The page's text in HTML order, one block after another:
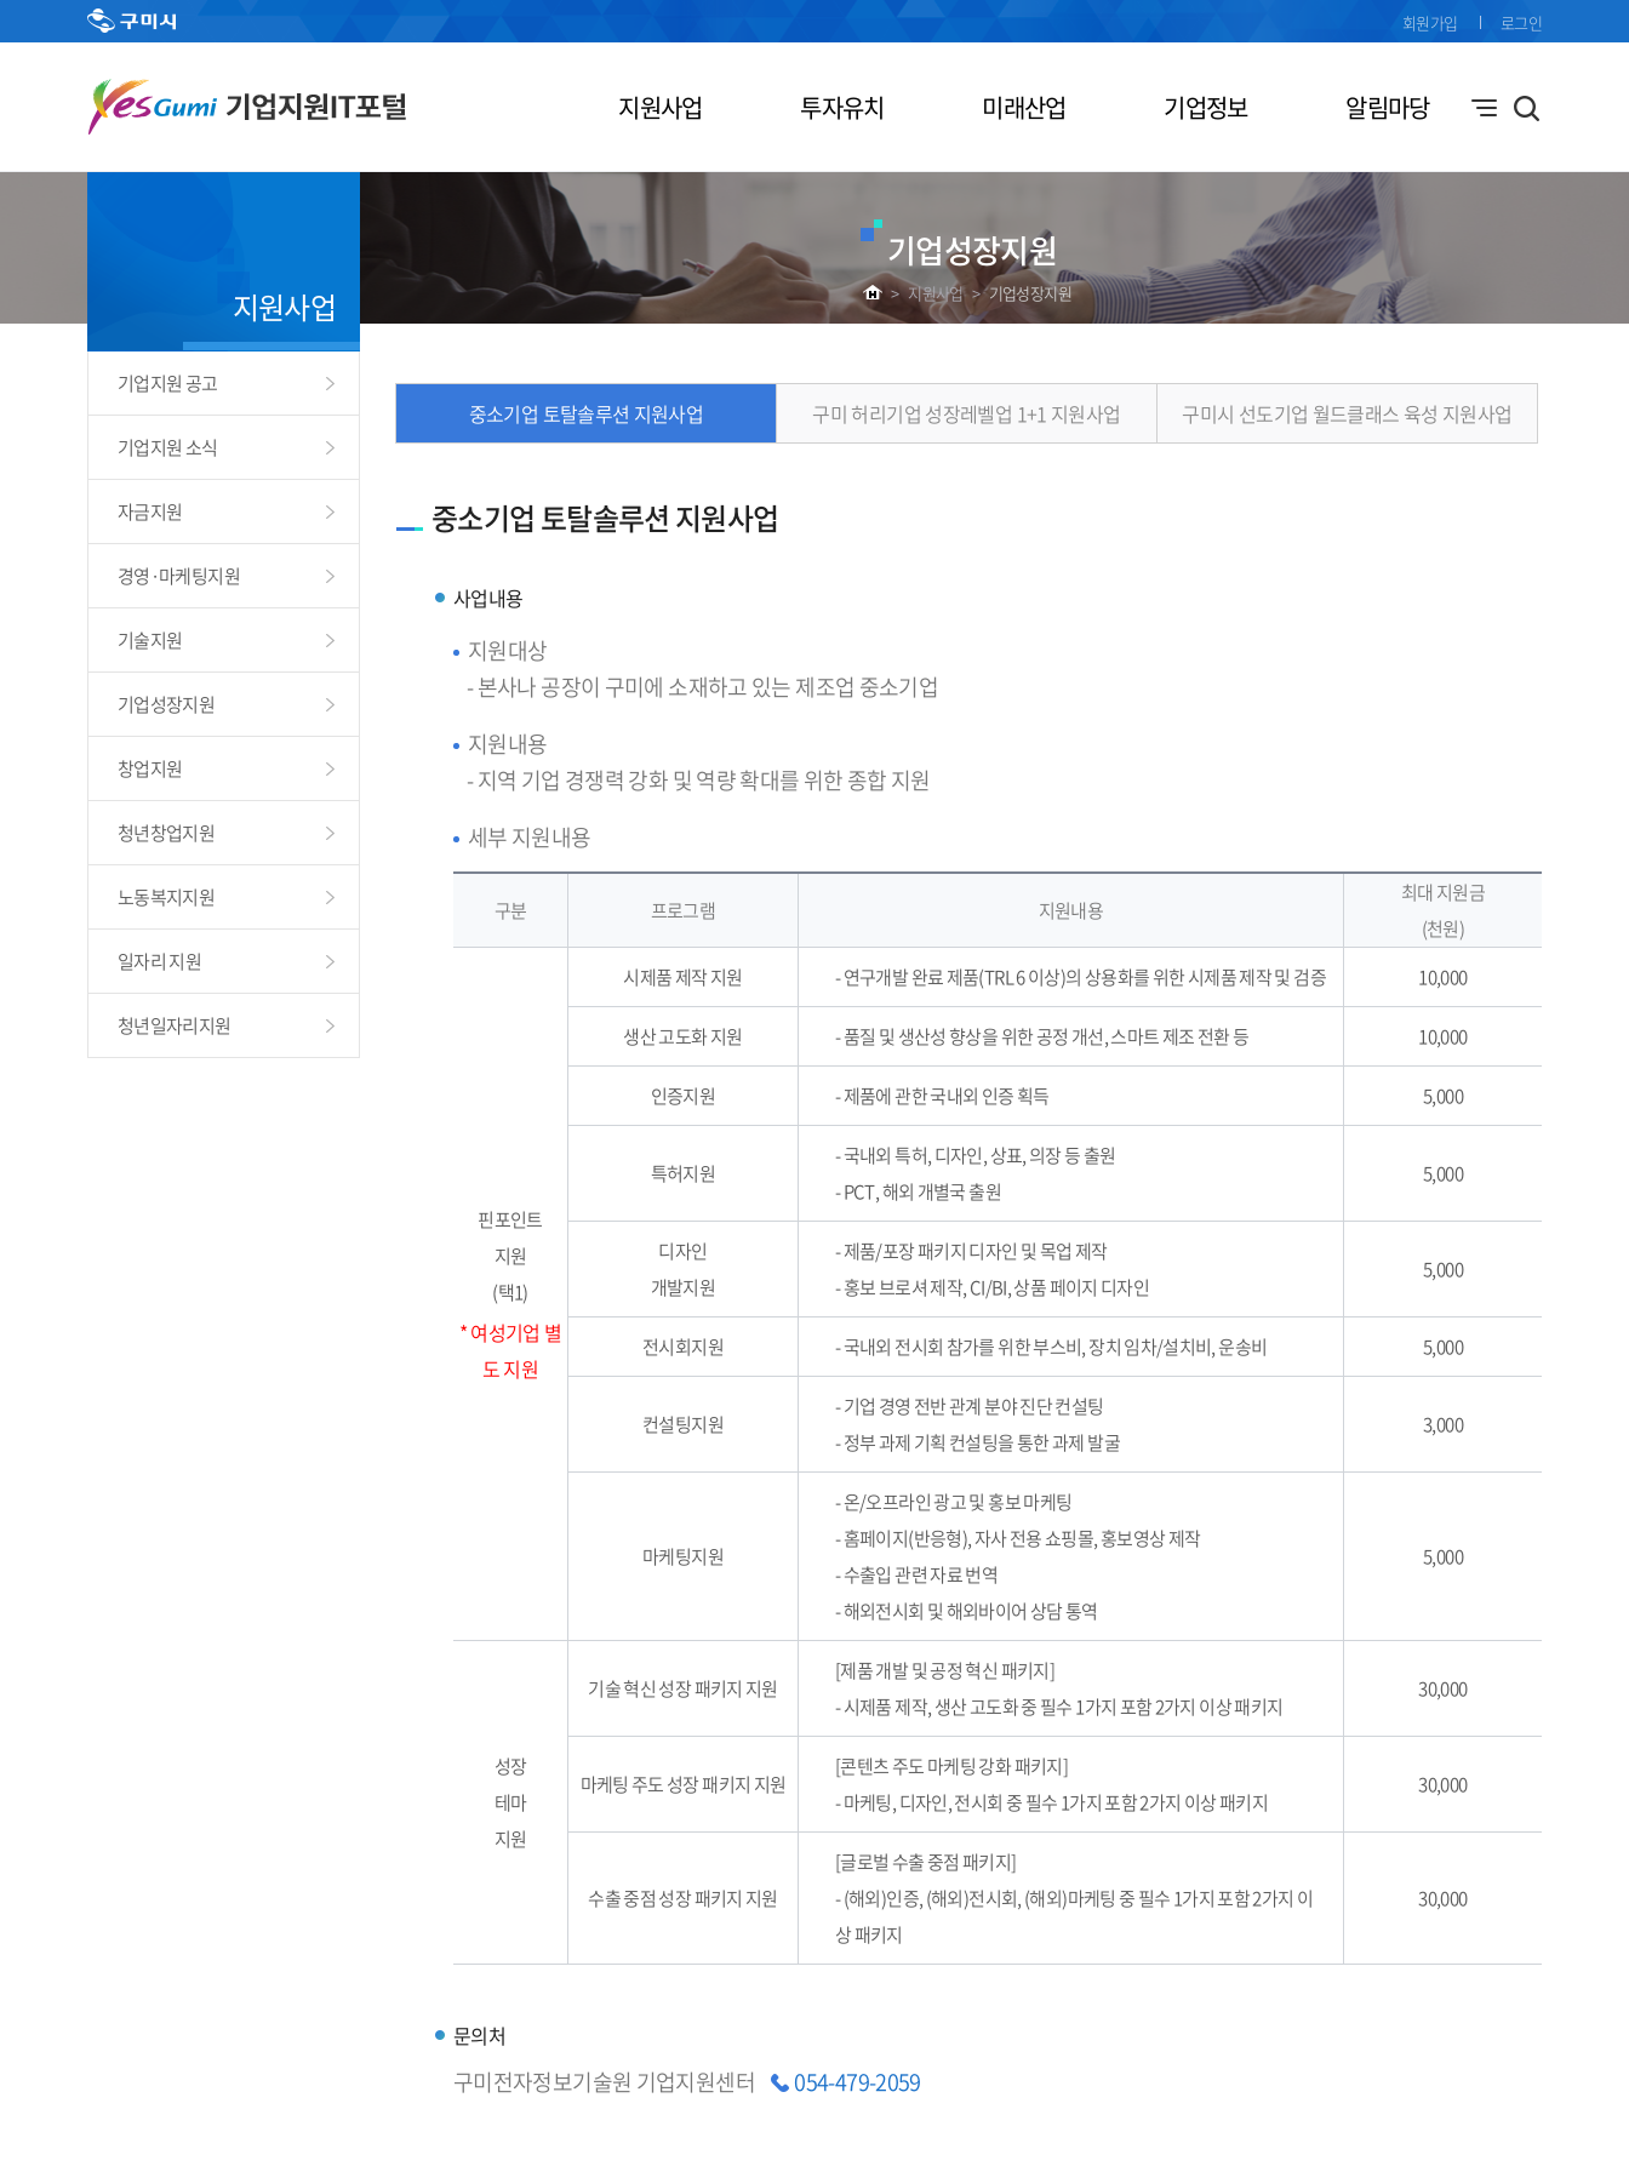
지원사업 투자유치 미래산업 기업정보 알림마당
회원가입 로그인
기업성장지원
> 지원사업 > 기업성장지원
지원사업
기업지원 공고
기업지원 소식
자금지원
경영·마케팅지원
기술지원
기업성장지원
창업지원
청년창업지원
노동복지지원
일자리 지원
청년일자리지원
중소기업 토탈솔루션 지원사업 구미 허리기업 성장레벨업 1+1 지원사업 구미시 선도기업 월드클래스 육성 지원사업
중소기업 토탈솔루션 지원사업
사업내용
지원대상
- 본사나 공장이 구미에 소재하고 있는 제조업 중소기업
지원내용
- 지역 기업 경쟁력 강화 및 역량 확대를 위한 종합 지원
세부 지원내용
구분 프로그램 지원내용
최대 지원금
(천원)
핀포인트
지원
(택1)
* 여성기업 별
도 지원
시제품 제작 지원 - 연구개발 완료 제품(TRL 6 이상)의 상용화를 위한 시제품 제작 및 검증 10,000
생산 고도화 지원 - 품질 및 생산성 향상을 위한 공정 개선, 스마트 제조 전환 등 10,000
인증지원 - 제품에 관한 국내외 인증 획득 5,000
특허지원
- 국내외 특허, 디자인, 상표, 의장 등 출원
- PCT, 해외 개별국 출원
5,000
디자인
개발지원
- 제품/포장 패키지 디자인 및 목업 제작
- 홍보 브로셔 제작, CI/BI, 상품 페이지 디자인
5,000
전시회지원 - 국내외 전시회 참가를 위한 부스비, 장치 임차/설치비, 운송비 5,000
컨설팅지원
- 기업 경영 전반 관계 분야 진단 컨설팅
- 정부 과제 기획 컨설팅을 통한 과제 발굴
3,000
마케팅지원
- 온/오프라인 광고 및 홍보 마케팅
- 홈페이지(반응형), 자사 전용 쇼핑몰, 홍보영상 제작
- 수출입 관련 자료 번역
- 해외전시회 및 해외바이어 상담 통역
5,000
성장
테마
지원
기술 혁신 성장 패키지 지원
[제품 개발 및 공정 혁신 패키지]
- 시제품 제작, 생산 고도화 중 필수 1가지 포함 2가지 이상 패키지
30,000
마케팅 주도 성장 패키지 지원
[콘텐츠 주도 마케팅 강화 패키지]
- 마케팅, 디자인, 전시회 중 필수 1가지 포함 2가지 이상 패키지
30,000
수출 중점 성장 패키지 지원
[글로벌 수출 중점 패키지]
- (해외)인증, (해외)전시회, (해외)마케팅 중 필수 1가지 포함 2가지 이
상 패키지
30,000
문의처
구미전자정보기술원 기업지원센터 054-479-2059